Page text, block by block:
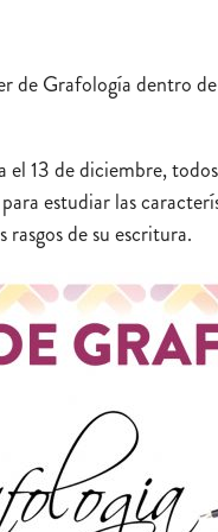
de Grafología dentro
13 de diciembre,
estudiar las
rasgos de su escritura.